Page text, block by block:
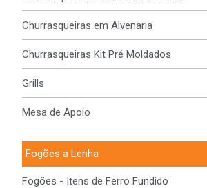
Churrasqueiras em Alvenaria
Churrasqueiras Kit Pré Moldados
Grills
Mesa de Apoio
Fogões a Lenha
Fogões - Itens de Ferro Fundido